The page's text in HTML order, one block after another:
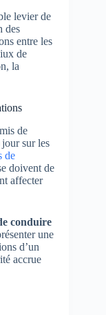
levier de
des
entre les
de
la
de
sur les
de
doivent de
affecter
conduire
une
d’un
accrue